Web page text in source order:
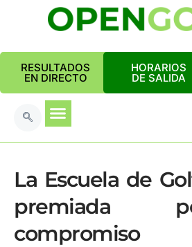
RESULTADOS
EN DIRECTO
HORARIOS
DE SALIDA
La Escuela de
premiada